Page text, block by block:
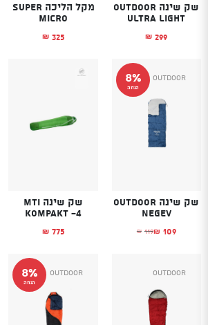
שק שינה OUTDOOR
ULTRA LIGHT
₪ 299
מקל הליכה SUPER
MICRO
₪ 325
8%
הנחה
Outdoor
שק שינה Outdoor
Negev
₪ 119
המחיר המקורי היה: ₪119.₪ 109 המחיר הנוכחי הוא: ₪109.
שק שינה MTI
KOMPAKT -4
₪ 775
Outdoor
8%
הנחה
Outdoor